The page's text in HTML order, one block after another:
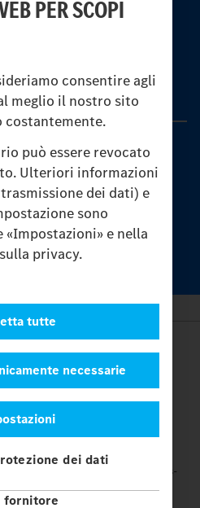
PER SCOPI
consentire agli
meglio il nostro sito
costantemente.
può essere revocato
Ulteriori informazioni
dei dati) e
sono
e nella
privacy.
necessarie
tutte
dei dati
fornitore
Notice
dati
i diritti riservati.
e Mercedes-
Mercedes-Benz Group AG.